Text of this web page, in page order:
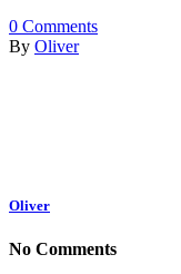
0 Comments
By Oliver
Oliver
No Comments